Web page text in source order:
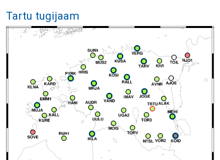
Tartu tugijaam